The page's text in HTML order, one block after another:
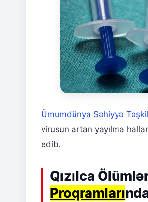
Ümumdünya Səhiyyə
virusun artan yayılma
edib.
Qızılca
Proqramları